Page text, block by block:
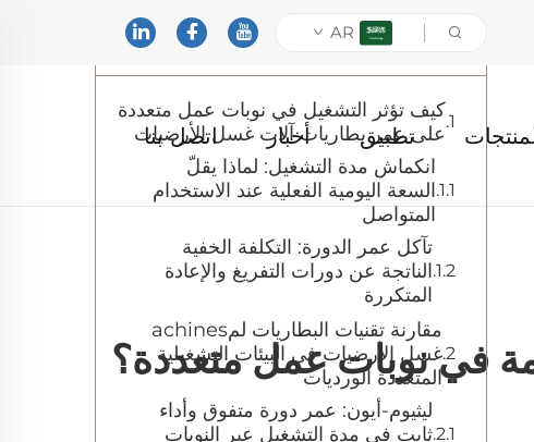
AR
تطبيق أخبار اتصل بنا
في نوبات عمل متعددة؟
جدول المحتويات
كيف تؤثر التشغيل في نوبات عمل متعددة
على عمر بطاريات آلات غسل الأرضيات
انكماش مدة التشغيل: لماذا يقلّ
السعة اليومية الفعلية عند الاستخدام
المتواصل
تآكل عمر الدورة: التكلفة الخفية
الناتجة عن دورات التفريغ والإعادة
المتكررة
مقارنة تقنيات البطاريات لمachines
غسل الأرضيات في البيئات التشغيلية
المتعددة الورديات
ليثيوم-أيون: عمر دورة متفوق وأداء
ثابت في مدة التشغيل عبر النوبات